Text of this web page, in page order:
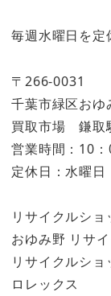
毎週水曜日を定
〒266-0031
千葉市緑区おゆ
買取市場 鎌取
営業時間：10
定休日：水曜日
リサイクルショ
おゆみ野 リサ
リサイクルシ
ロレックス